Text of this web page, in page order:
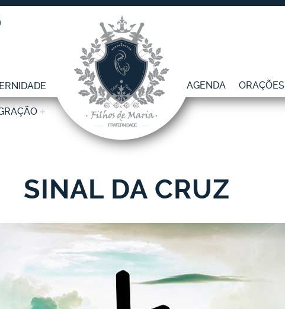
AGENDA ORAÇÕES
SINAL DA CRUZ